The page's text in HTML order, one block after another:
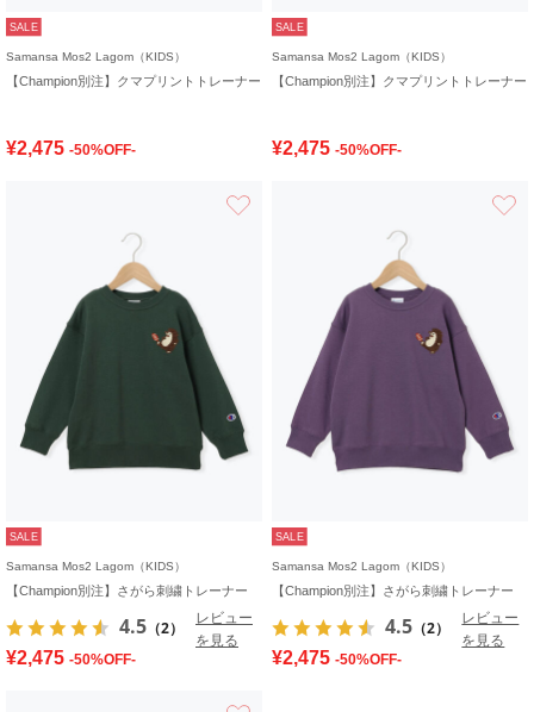
SALE
Samansa Mos2 Lagom（KIDS）
【Champion別注】クマプリントトレーナー
¥2,475 -50%OFF-
SALE
Samansa Mos2 Lagom（KIDS）
【Champion別注】クマプリントトレーナー
¥2,475 -50%OFF-
SALE
Samansa Mos2 Lagom（KIDS）
【Champion別注】さがら刺繍トレーナー
4.5 （2）
レビュー
を見る
¥2,475 -50%OFF-
SALE
Samansa Mos2 Lagom（KIDS）
【Champion別注】さがら刺繍トレーナー
4.5 （2）
レビュー
を見る
¥2,475 -50%OFF-